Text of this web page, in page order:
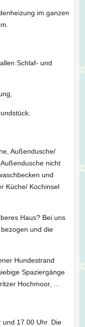
im ganzen
Schlaf- und
Außendusche/
nicht
und
Küche/ Kochinsel
Haus? Bei uns
und die
Hundestrand
Spaziergänge
Hochmoor, ...
und 17.00 Uhr. Die